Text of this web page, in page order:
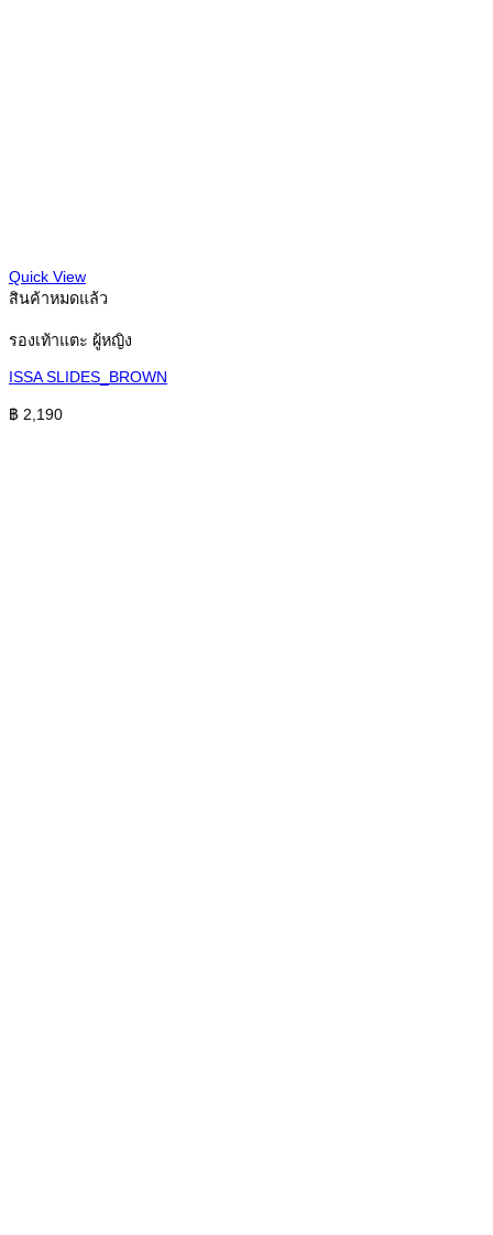
Quick View
สินค้าหมดแล้ว
รองเท้าแตะ ผู้หญิง
ISSA SLIDES_BROWN
฿ 2,190